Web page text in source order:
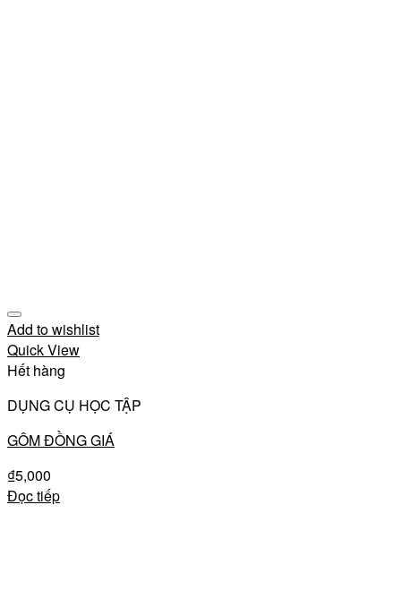
Add to wishlist
Quick View
Hết hàng
DỤNG CỤ HỌC TẬP
GÔM ĐỒNG GIÁ
₫5,000
Đọc tiếp